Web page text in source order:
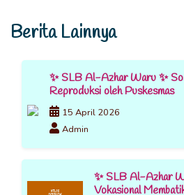
Berita Lainnya
✨ SLB Al-Azhar Waru ✨
Reproduksi oleh Puskesmas
15 April 2026
Admin
✨ SLB Al-Azhar
Vokasional